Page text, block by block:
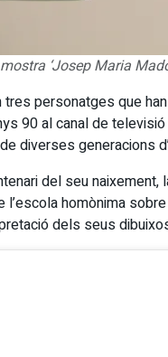
‘Josep Maria
personatges que
90 al canal de
diverses generacions
del seu
l’escola homònima
dels seus